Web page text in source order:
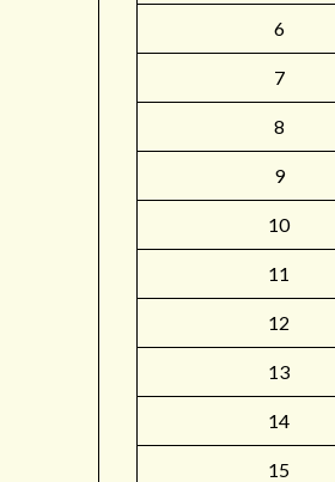
6
7
8
9
10
11
12
13
14
15